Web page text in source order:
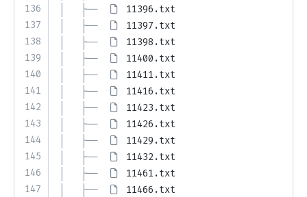
136
137
138
139
140
141
142
143
144
145
146
147
│   ├──
11396.txt
│   ├──
11397.txt
│   ├──
11398.txt
│   ├──
11400.txt
│   ├──
11411.txt
│   ├──
11416.txt
│   ├──
11423.txt
│   ├──
11426.txt
│   ├──
11429.txt
│   ├──
11432.txt
│   ├──
11461.txt
│   ├──
11466.txt